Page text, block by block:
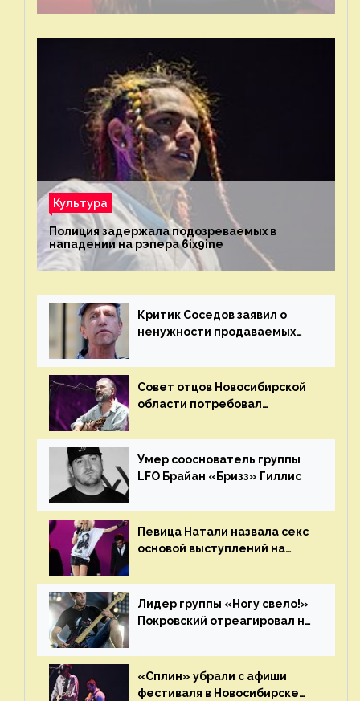
Культура
Полиция задержала подозреваемых в
нападении на рэпера 6ix9ine
Критик Соседов заявил о
ненужности продаваемых
Совет отцов Новосибирской
области потребовал
«Сплин»
Умер сооснователь группы
LFO Брайан «Бризз» Гиллис
Певица Натали назвала секс
основой выступлений на
Лидер группы «Ногу свело!»
Покровский отреагировал на
«Сплин» убрали с афиши
фестиваля в Новосибирске